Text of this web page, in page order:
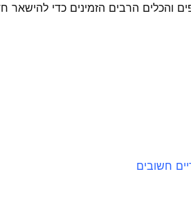
והכלים הרבים הזמינים כדי להישאר